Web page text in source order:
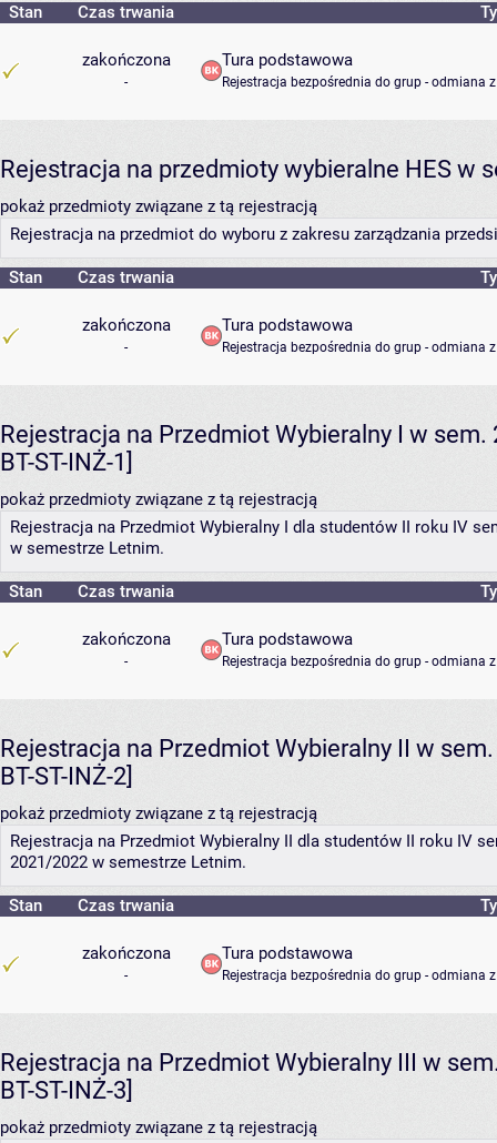
Stan
Czas trwania
zakończona
-
Tura podstawowa
Rejestracja bezpośrednia do grup - odmiana
Rejestracja na przedmioty wybieralne HES w
pokaż przedmioty związane z tą rejestracją
Rejestracja na przedmiot do wyboru z zakresu zarządzania
Stan Czas trwania
zakończona
-
Tura podstawowa
Rejestracja bezpośrednia do grup - odmiana
Rejestracja na Przedmiot Wybieralny I w
BT-ST-INŻ-1]
pokaż przedmioty związane z tą rejestracją
Rejestracja na Przedmiot Wybieralny I dla studentów II roku IV
w semestrze Letnim.
Stan Czas trwania
zakończona
-
Tura podstawowa
Rejestracja bezpośrednia do grup - odmiana
Rejestracja na Przedmiot Wybieralny II w
BT-ST-INŻ-2]
pokaż przedmioty związane z tą rejestracją
Rejestracja na Przedmiot Wybieralny II dla studentów II roku IV
2021/2022 w semestrze Letnim.
Stan Czas trwania
zakończona
-
Tura podstawowa
Rejestracja bezpośrednia do grup - odmiana
Rejestracja na Przedmiot Wybieralny III w
BT-ST-INŻ-3]
pokaż przedmioty związane z tą rejestracją